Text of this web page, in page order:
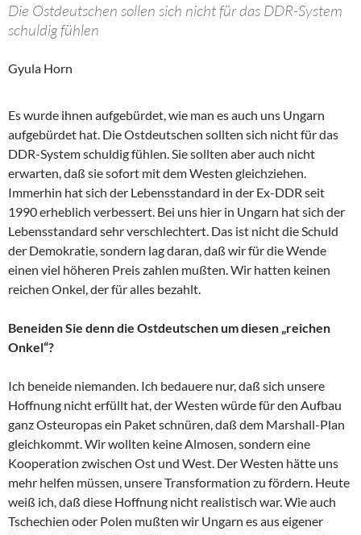
Die Ostdeutschen sollen sich nicht für das DDR-System
schuldig fühlen
Gyula Horn
Es wurde ihnen aufgebürdet, wie man es auch uns Ungarn
aufgebürdet hat. Die Ostdeutschen sollten sich nicht für das
DDR-System schuldig fühlen. Sie sollten aber auch nicht
erwarten, daß sie sofort mit dem Westen gleichziehen.
Immerhin hat sich der Lebensstandard in der Ex-DDR seit
1990 erheblich verbessert. Bei uns hier in Ungarn hat sich der
Lebensstandard sehr verschlechtert. Das ist nicht die Schuld
der Demokratie, sondern lag daran, daß wir für die Wende
einen viel höheren Preis zahlen mußten. Wir hatten keinen
reichen Onkel, der für alles bezahlt.
Beneiden Sie denn die Ostdeutschen um diesen „reichen
Onkel“?
Ich beneide niemanden. Ich bedauere nur, daß sich unsere
Hoffnung nicht erfüllt hat, der Westen würde für den Aufbau
ganz Osteuropas ein Paket schnüren, daß dem Marshall-Plan
gleichkommt. Wir wollten keine Almosen, sondern eine
Kooperation zwischen Ost und West. Der Westen hätte uns
mehr helfen müssen, unsere Transformation zu fördern. Heute
weiß ich, daß diese Hoffnung nicht realistisch war. Wie auch
Tschechien oder Polen mußten wir Ungarn es aus eigener